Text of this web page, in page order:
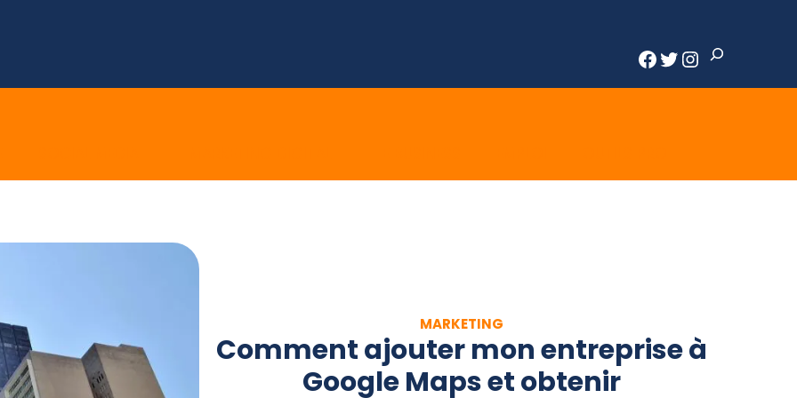
Facebook
Twitter
Instagram
Rechercher
MARKETING
Comment ajouter mon entreprise à
Google Maps et obtenir